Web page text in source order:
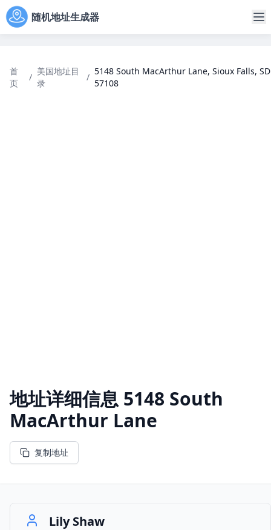
随机地址生成器
首
页
/
美国地址目
录
/
5148 South MacArthur Lane, Sioux Falls, SD
57108
地址详细信息 5148 South
MacArthur Lane
复制地址
Lily Shaw